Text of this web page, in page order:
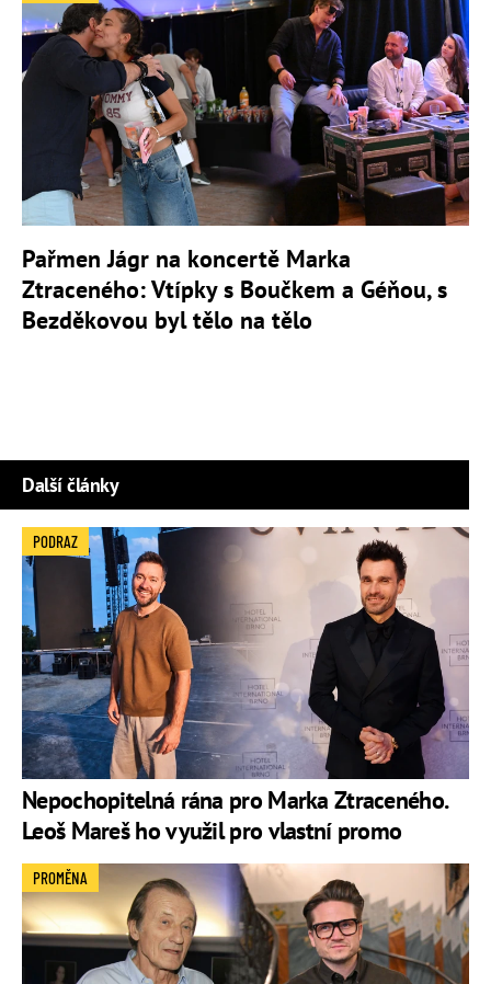
Pařmen Jágr na koncertě Marka
Ztraceného: Vtípky s Boučkem a Géňou, s
Bezděkovou byl tělo na tělo
Další články
Nepochopitelná rána pro Marka Ztraceného.
Leoš Mareš ho využil pro vlastní promo
PODRAZ
PROMĚNA